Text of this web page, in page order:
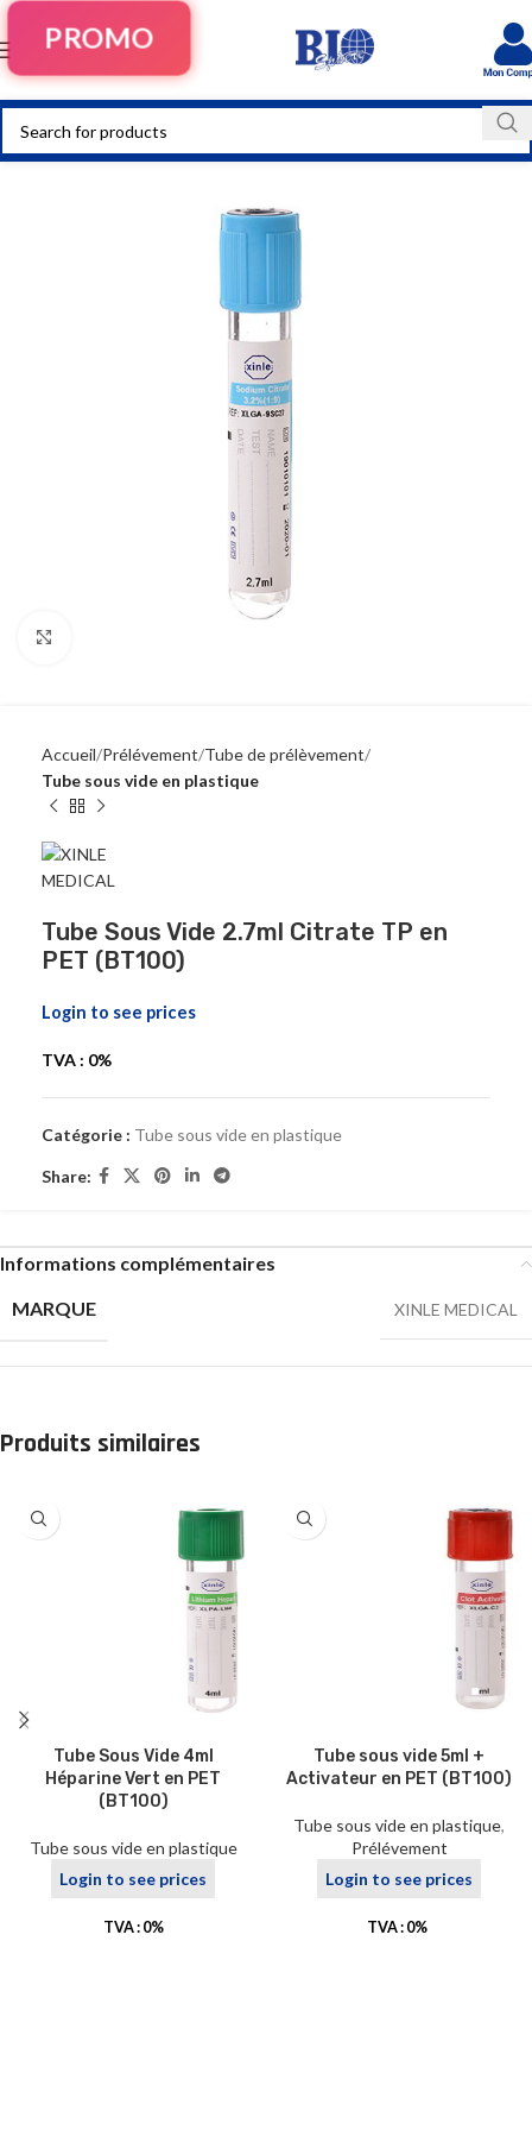
PROMO
Accueil Prélévement Tube de prélèvement
Tube sous vide en plastique
Tube Sous Vide 2.7ml Citrate TP en
PET (BT100)
Login to see prices
TVA : 0%
Catégorie : Tube sous vide en plastique
Share:
Informations complémentaires
MARQUE
XINLE MEDICAL
Produits similaires
Tube Sous Vide 4ml
Héparine Vert en PET
(BT100)
Tube sous vide en plastique
Login to see prices
TVA : 0%
Tube sous vide 5ml +
Activateur en PET (BT100)
Tube sous vide en plastique,
Prélévement
Login to see prices
TVA : 0%